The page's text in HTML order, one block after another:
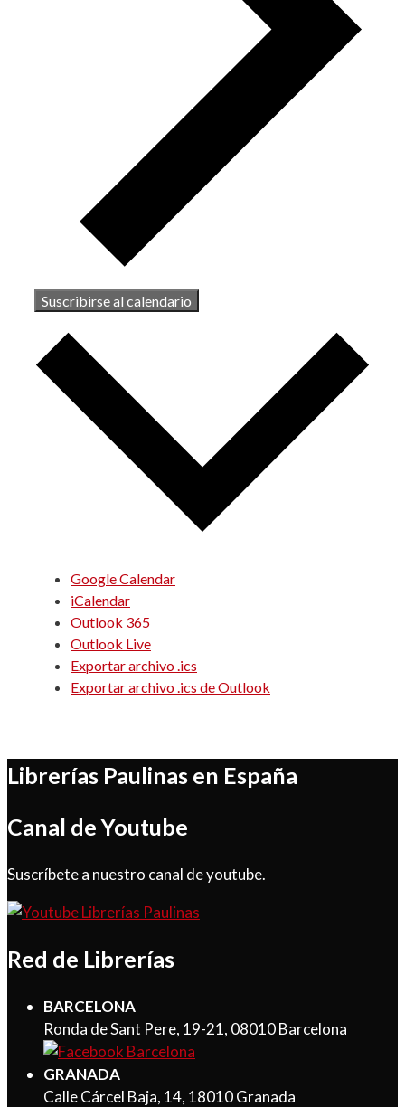
Suscribirse al calendario
Google Calendar
iCalendar
Outlook 365
Outlook Live
Exportar archivo .ics
Exportar archivo .ics de Outlook
Librerías Paulinas en España
Canal de Youtube
Suscríbete a nuestro canal de youtube.
Red de Librerías
BARCELONA
Ronda de Sant Pere, 19-21, 08010 Barcelona
GRANADA
Calle Cárcel Baja, 14, 18010 Granada